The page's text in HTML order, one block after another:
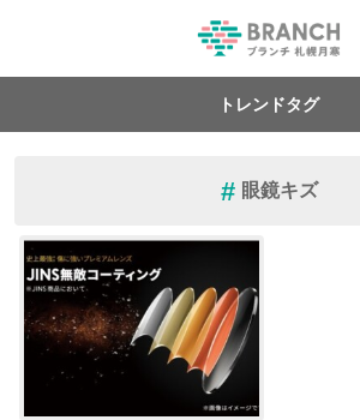
トレンドタグ
眼鏡キズ